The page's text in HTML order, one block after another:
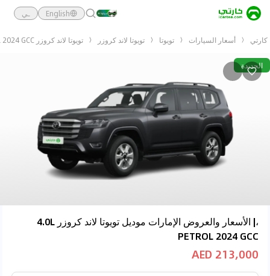
English ـي
كارتي أسعار السيارات تويوتا تويوتا لاند كروزر تويوتا لاند كروزر 4.0L PETROL 2024 GCC
الجديدة
،| الأسعار والعروض الإمارات موديل تويوتا لاند كروزر 4.0L
PETROL 2024 GCC
213,000 AED